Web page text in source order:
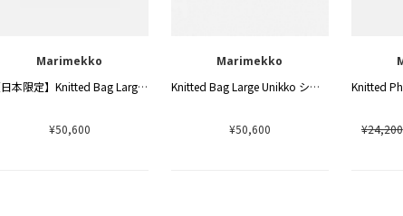
Marimekko
【日本限定】Knitted Bag Large Unikko ショルダーバッグ
¥50,600
Marimekko
Knitted Bag Large Unikko ショルダーバッグ
¥50,600 ¥24,200